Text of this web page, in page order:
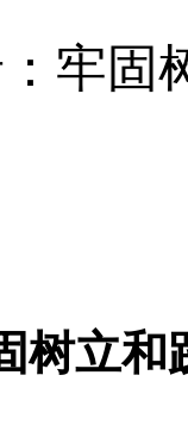
牢固
树立和